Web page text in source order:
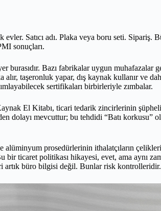
Satıcı adı. Plaka veya boru seti. Sipariş.
sonuçları.
burasıdır. Bazı fabrikalar uygun muhafazalar
taşeronluk yapar, dış kaynak kullanır ve
sertifikaları birbirleriyle zımbalar.
El Kitabı, ticari tedarik zincirlerinin
dolayı mevcuttur; bu tehdidi “Batı korkusu”
prosedürlerinin ithalatçıların
ticaret politikası hikayesi, evet, ama aynı
artık büro bilgisi değil. Bunlar risk kontrolleridir.